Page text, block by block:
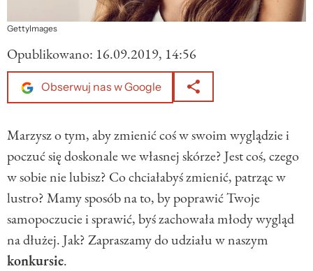
GettyImages
Opublikowano: 16.09.2019, 14:56
Obserwuj nas w Google
Marzysz o tym, aby zmienić coś w swoim wyglądzie i
poczuć się doskonale we własnej skórze? Jest coś, czego
w sobie nie lubisz? Co chciałabyś zmienić, patrząc w
lustro? Mamy sposób na to, by poprawić Twoje
samopoczucie i sprawić, byś zachowała młody wygląd
na dłużej. Jak? Zapraszamy do udziału w naszym
konkursie.